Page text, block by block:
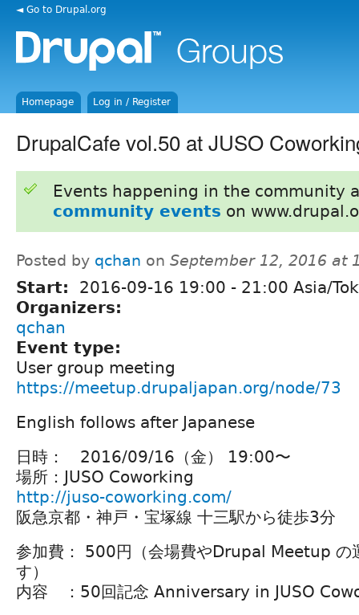
◄ Go to Drupal.org
Homepage Log in / Register
DrupalCafe vol.50 at JUSO
Events happening in the community
community events on
Posted by qchan on September 12, 2016 at
Start: 2016-09-16 19:00 - 21:00 Asia/
Organizers:
qchan
Event type:
User group meeting
https://meetup.drupaljapan.org/node/73
English follows after Japanese
日時： 2016/09/16（金） 19:00〜
場所：JUSO Coworking
http://juso-coworking.com/
阪急京都・神戸・宝塚線 十三駅から徒歩3分
参加費： 500円（会場費やDrupal Meetup の
す）
内容 ：50回記念 Anniversary in JUSO